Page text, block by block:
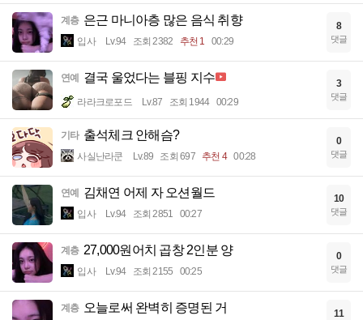
계층 은근 마니아층 많은 음식 취향
입사 Lv.94 조회 2382 추천 1 00:29
8
댓글
연예 결국 울었다는 블핑 지수
라라크로포드 Lv.87 조회 1944 00:29
3
댓글
기타 출석체크 안해슴?
사실난라쿤 Lv.89 조회 697 추천 4 00:28
0
댓글
연예 김채연 어제 자 오션월드
입사 Lv.94 조회 2851 00:27
10
댓글
계층 27,000원어치 곱창 2인분 양
입사 Lv.94 조회 2155 00:25
0
댓글
계층 오늘로써 완벽히 증명된 거 11